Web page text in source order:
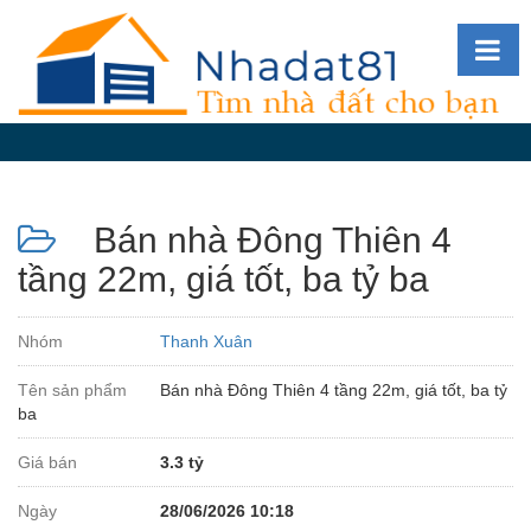
đàn
Giới
Tin
nhà
đất
videos
nhập
Bán nhà Đông Thiên 4
tầng 22m, giá tốt, ba tỷ ba
Nhóm Thanh Xuân
Tên sản phẩm
Bán nhà Đông Thiên 4 tầng 22m, giá tốt, ba tỷ
ba
Giá bán 3.3 tỷ
Ngày 28/06/2026 10:18